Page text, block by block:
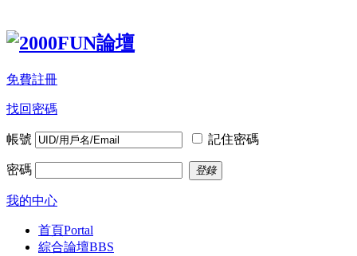
免費註冊
找回密碼
帳號 記住密碼
密碼 登錄
我的中心
首頁Portal
綜合論壇BBS